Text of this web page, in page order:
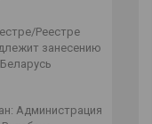
Реестре
занесению
Администрация